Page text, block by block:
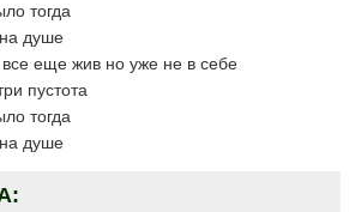
тогда
душе
еще жив но уже не в себе
пустота
тогда
душе